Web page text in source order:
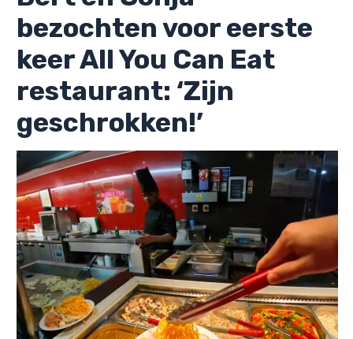
bezochten voor eerste
keer All You Can Eat
restaurant: ‘Zijn
geschrokken!’